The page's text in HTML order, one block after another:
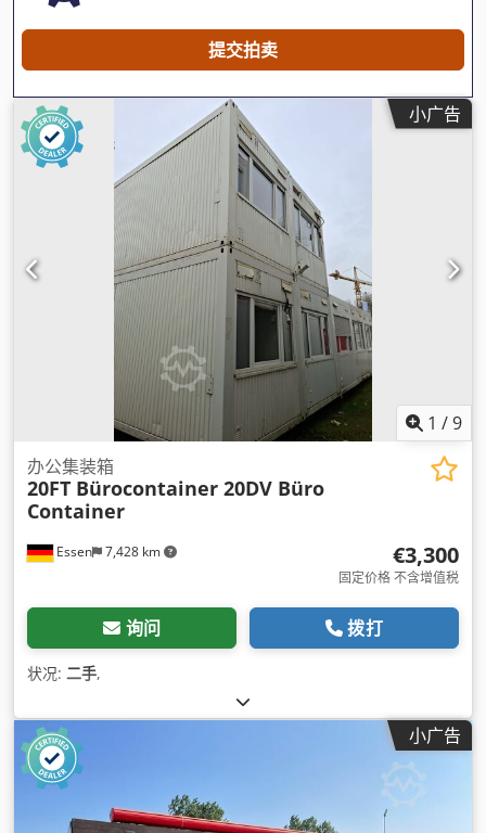
提交拍卖
小广告
1 /9
Essen 7,428 km
办公集装箱
20FT Bürocontainer 20DV Büro
Container
€3,300
固定价格 不含增值税
询问 拨打
状况: 二手,
小广告